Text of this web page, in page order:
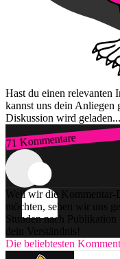
Hast du einen relevanten
kannst uns dein Anliegen
Diskussion wird geladen...
71 Kommentare
Zum Login
Weil wir die Kommentar-
möchten, sehen wir uns
Stunden nach Publikation
dein Verständnis!
Die beliebtesten